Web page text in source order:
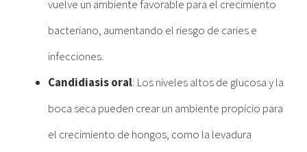
vuelve un ambiente favorable para el crecimiento
bacteriano, aumentando el riesgo de caries e
infecciones.
Candidiasis oral: Los niveles altos de glucosa y la
boca seca pueden crear un ambiente propicio para
el crecimiento de hongos, como la levadura